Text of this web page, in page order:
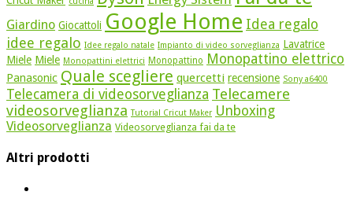
Giardino Giocattoli Google Home Idea regalo
idee regalo Idee regalo natale Impianto di video sorveglianza Lavatrice
Miele Miele Monopattini elettrici Monopattino Monopattino elettrico
Panasonic Quale scegliere quercetti recensione Sony a6400
Telecamera di videosorveglianza Telecamere
videosorveglianza Tutorial Cricut Maker Unboxing
Videosorveglianza Videosorveglianza fai da te
Altri prodotti